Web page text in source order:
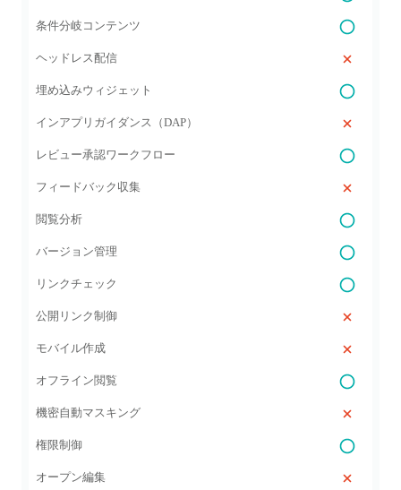
条件分岐コンテンツ
ヘッドレス配信
埋め込みウィジェット
インアプリガイダンス（DAP）
レビュー承認ワークフロー
フィードバック収集
閲覧分析
バージョン管理
リンクチェック
公開リンク制御
モバイル作成
オフライン閲覧
機密自動マスキング
権限制御
オープン編集